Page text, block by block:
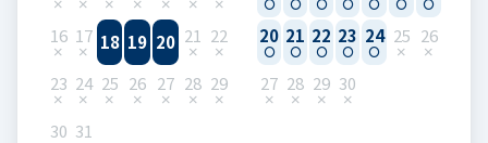
16 17 18 19 20 21 22
23 24 25 26 27 28 29
30 31
20 21 22 23 24 25 26
27 28 29 30